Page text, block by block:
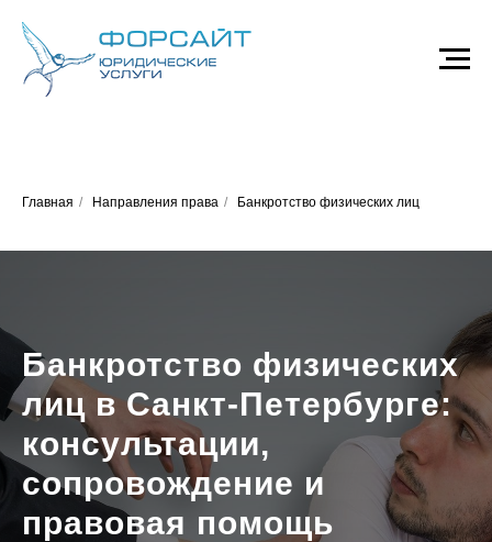
Главная / Направления права / Банкротство физических лиц
Банкротство физических
лиц в Санкт-Петербурге:
консультации,
сопровождение и
правовая помощь